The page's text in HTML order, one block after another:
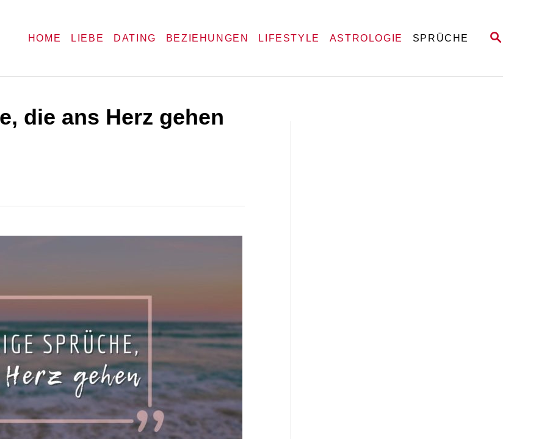
S
R
HOME LIEBE DATING BEZIEHUNGEN LIFESTYLE ASTROLOGIE SPRÜCHE
die ans Herz gehen